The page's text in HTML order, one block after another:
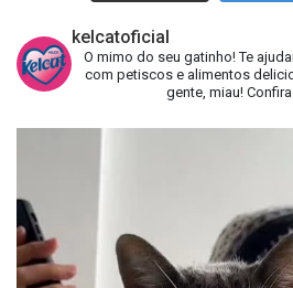
kelcatoficial
O mimo do seu gatinho!Te
com petiscos e alimentos
gente, miau!Confira